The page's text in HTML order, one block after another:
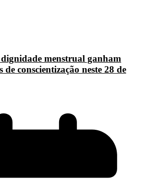
menstrual ganham
de conscientização neste 28 de